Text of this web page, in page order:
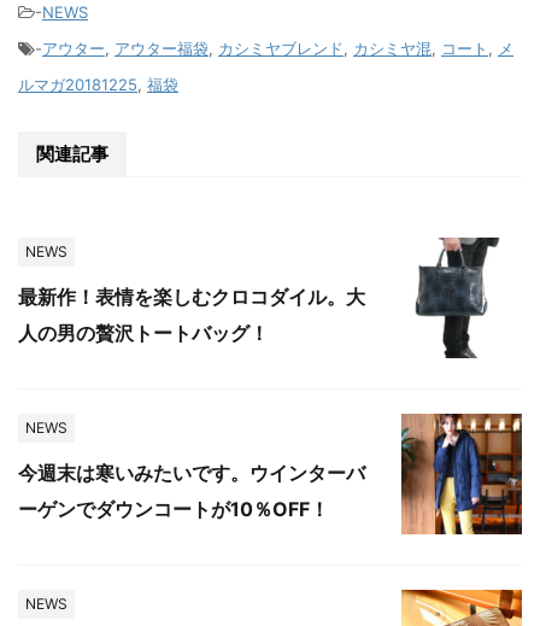
-NEWS
-アウター, アウター福袋, カシミヤブレンド, カシミヤ混, コート , メ
ルマガ20181225, 福袋
関連記事
NEWS
最新作！表情を楽しむクロコダイル。大
人の男の贅沢トートバッグ！
NEWS
今週末は寒いみたいです。ウインターバ
ーゲンでダウンコートが10％OFF！
NEWS